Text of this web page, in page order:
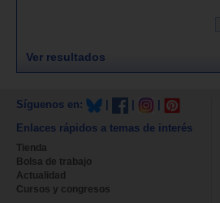
Ver resultados
Síguenos en:
Enlaces rápidos a temas de interés
Tienda
Bolsa de trabajo
Actualidad
Cursos y congresos